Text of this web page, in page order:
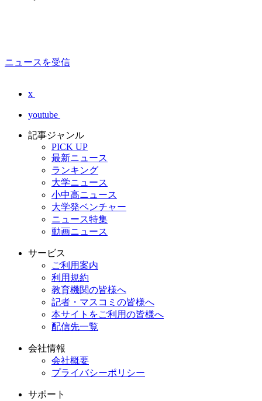
ニュースを受信
x
youtube
記事ジャンル
PICK UP
最新ニュース
ランキング
大学ニュース
小中高ニュース
大学発ベンチャー
ニュース特集
動画ニュース
サービス
ご利用案内
利用規約
教育機関の皆様へ
記者・マスコミの皆様へ
本サイトをご利用の皆様へ
配信先一覧
会社情報
会社概要
プライバシーポリシー
サポート